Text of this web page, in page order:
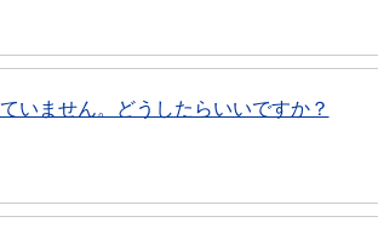
いません。どうしたらいいですか？